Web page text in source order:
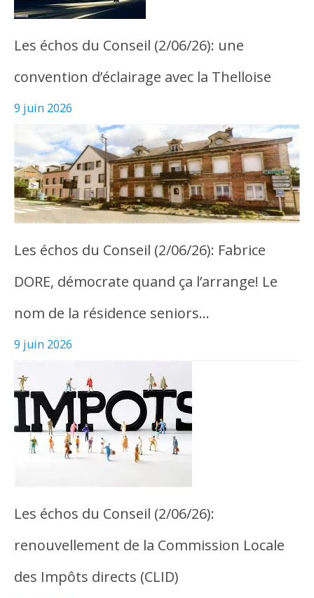
Les échos du Conseil (2/06/26): une
convention d’éclairage avec la Thelloise
9 juin 2026
Les échos du Conseil (2/06/26): Fabrice
DORE, démocrate quand ça l’arrange! Le
nom de la résidence seniors…
9 juin 2026
Les échos du Conseil (2/06/26):
renouvellement de la Commission Locale
des Impôts directs (CLID)